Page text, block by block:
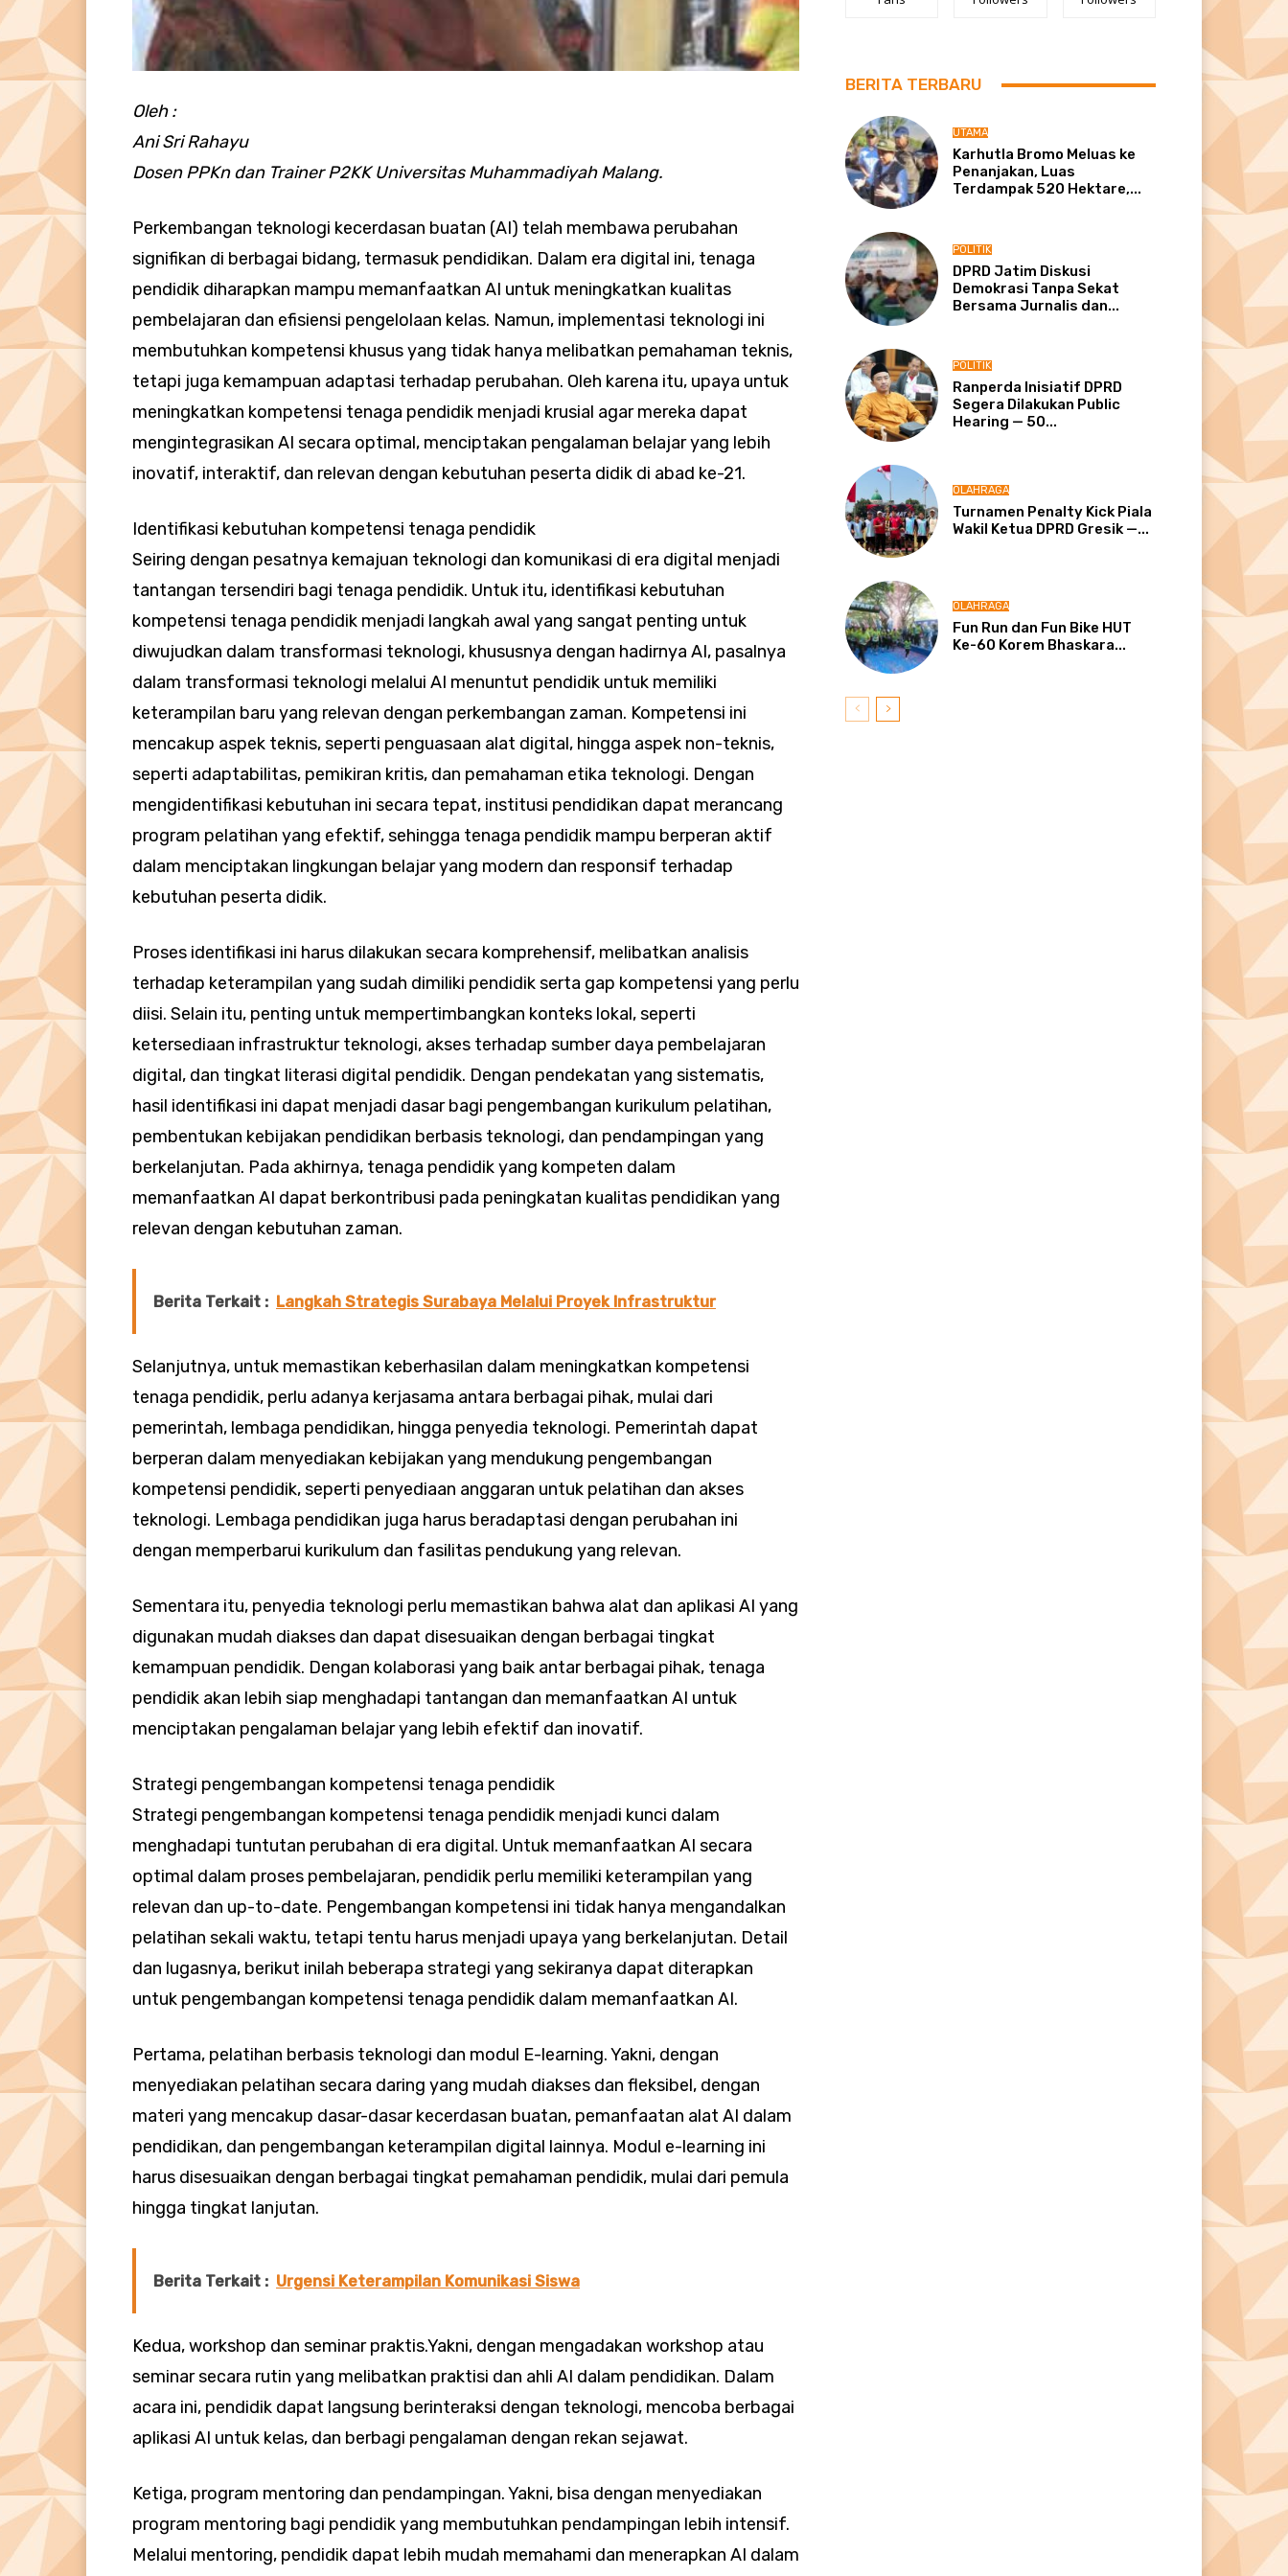
Oleh :
Ani Sri Rahayu
Dosen PPKn dan Trainer P2KK Universitas Muhammadiyah Malang.
Perkembangan teknologi kecerdasan buatan (AI) telah membawa perubahan
signifikan di berbagai bidang, termasuk pendidikan. Dalam era digital ini, tenaga
pendidik diharapkan mampu memanfaatkan AI untuk meningkatkan kualitas
pembelajaran dan efisiensi pengelolaan kelas. Namun, implementasi teknologi ini
membutuhkan kompetensi khusus yang tidak hanya melibatkan pemahaman teknis,
tetapi juga kemampuan adaptasi terhadap perubahan. Oleh karena itu, upaya untuk
meningkatkan kompetensi tenaga pendidik menjadi krusial agar mereka dapat
mengintegrasikan AI secara optimal, menciptakan pengalaman belajar yang lebih
inovatif, interaktif, dan relevan dengan kebutuhan peserta didik di abad ke-21.
Identifikasi kebutuhan kompetensi tenaga pendidik
Seiring dengan pesatnya kemajuan teknologi dan komunikasi di era digital menjadi
tantangan tersendiri bagi tenaga pendidik. Untuk itu, identifikasi kebutuhan
kompetensi tenaga pendidik menjadi langkah awal yang sangat penting untuk
diwujudkan dalam transformasi teknologi, khususnya dengan hadirnya AI, pasalnya
dalam transformasi teknologi melalui AI menuntut pendidik untuk memiliki
keterampilan baru yang relevan dengan perkembangan zaman. Kompetensi ini
mencakup aspek teknis, seperti penguasaan alat digital, hingga aspek non-teknis,
seperti adaptabilitas, pemikiran kritis, dan pemahaman etika teknologi. Dengan
mengidentifikasi kebutuhan ini secara tepat, institusi pendidikan dapat merancang
program pelatihan yang efektif, sehingga tenaga pendidik mampu berperan aktif
dalam menciptakan lingkungan belajar yang modern dan responsif terhadap
kebutuhan peserta didik.
Proses identifikasi ini harus dilakukan secara komprehensif, melibatkan analisis
terhadap keterampilan yang sudah dimiliki pendidik serta gap kompetensi yang perlu
diisi. Selain itu, penting untuk mempertimbangkan konteks lokal, seperti
ketersediaan infrastruktur teknologi, akses terhadap sumber daya pembelajaran
digital, dan tingkat literasi digital pendidik. Dengan pendekatan yang sistematis,
hasil identifikasi ini dapat menjadi dasar bagi pengembangan kurikulum pelatihan,
pembentukan kebijakan pendidikan berbasis teknologi, dan pendampingan yang
berkelanjutan. Pada akhirnya, tenaga pendidik yang kompeten dalam
memanfaatkan AI dapat berkontribusi pada peningkatan kualitas pendidikan yang
relevan dengan kebutuhan zaman.
Berita Terkait : Langkah Strategis Surabaya Melalui Proyek Infrastruktur
Selanjutnya, untuk memastikan keberhasilan dalam meningkatkan kompetensi
tenaga pendidik, perlu adanya kerjasama antara berbagai pihak, mulai dari
pemerintah, lembaga pendidikan, hingga penyedia teknologi. Pemerintah dapat
berperan dalam menyediakan kebijakan yang mendukung pengembangan
kompetensi pendidik, seperti penyediaan anggaran untuk pelatihan dan akses
teknologi. Lembaga pendidikan juga harus beradaptasi dengan perubahan ini
dengan memperbarui kurikulum dan fasilitas pendukung yang relevan.
Sementara itu, penyedia teknologi perlu memastikan bahwa alat dan aplikasi AI yang
digunakan mudah diakses dan dapat disesuaikan dengan berbagai tingkat
kemampuan pendidik. Dengan kolaborasi yang baik antar berbagai pihak, tenaga
pendidik akan lebih siap menghadapi tantangan dan memanfaatkan AI untuk
menciptakan pengalaman belajar yang lebih efektif dan inovatif.
Strategi pengembangan kompetensi tenaga pendidik
Strategi pengembangan kompetensi tenaga pendidik menjadi kunci dalam
menghadapi tuntutan perubahan di era digital. Untuk memanfaatkan AI secara
optimal dalam proses pembelajaran, pendidik perlu memiliki keterampilan yang
relevan dan up-to-date. Pengembangan kompetensi ini tidak hanya mengandalkan
pelatihan sekali waktu, tetapi tentu harus menjadi upaya yang berkelanjutan. Detail
dan lugasnya, berikut inilah beberapa strategi yang sekiranya dapat diterapkan
untuk pengembangan kompetensi tenaga pendidik dalam memanfaatkan AI.
Pertama, pelatihan berbasis teknologi dan modul E-learning. Yakni, dengan
menyediakan pelatihan secara daring yang mudah diakses dan fleksibel, dengan
materi yang mencakup dasar-dasar kecerdasan buatan, pemanfaatan alat AI dalam
pendidikan, dan pengembangan keterampilan digital lainnya. Modul e-learning ini
harus disesuaikan dengan berbagai tingkat pemahaman pendidik, mulai dari pemula
hingga tingkat lanjutan.
Berita Terkait : Urgensi Keterampilan Komunikasi Siswa
Kedua, workshop dan seminar praktis.Yakni, dengan mengadakan workshop atau
seminar secara rutin yang melibatkan praktisi dan ahli AI dalam pendidikan. Dalam
acara ini, pendidik dapat langsung berinteraksi dengan teknologi, mencoba berbagai
aplikasi AI untuk kelas, dan berbagi pengalaman dengan rekan sejawat.
Ketiga, program mentoring dan pendampingan. Yakni, bisa dengan menyediakan
program mentoring bagi pendidik yang membutuhkan pendampingan lebih intensif.
Melalui mentoring, pendidik dapat lebih mudah memahami dan menerapkan AI dalam
BERITA TERBARU
UTAMA
Karhutla Bromo Meluas ke
Penanjakan, Luas
Terdampak 520 Hektare,...
POLITIK
DPRD Jatim Diskusi
Demokrasi Tanpa Sekat
Bersama Jurnalis dan...
POLITIK
Ranperda Inisiatif DPRD
Segera Dilakukan Public
Hearing — 50...
OLAHRAGA
Turnamen Penalty Kick Piala
Wakil Ketua DPRD Gresik —...
OLAHRAGA
Fun Run dan Fun Bike HUT
Ke-60 Korem Bhaskara...